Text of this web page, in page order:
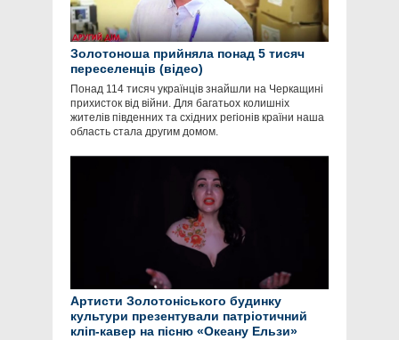
Золотоноша прийняла понад 5 тисяч
переселенців (відео)
Понад 114 тисяч українців знайшли на Черкащині
прихисток від війни. Для багатьох колишніх
жителів південних та східних регіонів країни наша
область стала другим домом.
Артисти Золотоніського будинку
культури презентували патріотичний
кліп-кавер на пісню «Океану Ельзи»